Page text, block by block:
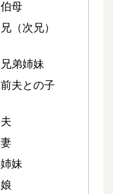
伯母
兄（次兄）
兄弟姉妹
前夫との子
夫
妻
姉妹
娘